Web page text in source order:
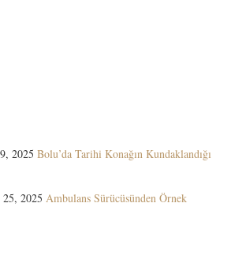
2025 Bolu’da Tarihi Konağın Kundaklandığı
2025 Ambulans Sürücüsünden Örnek